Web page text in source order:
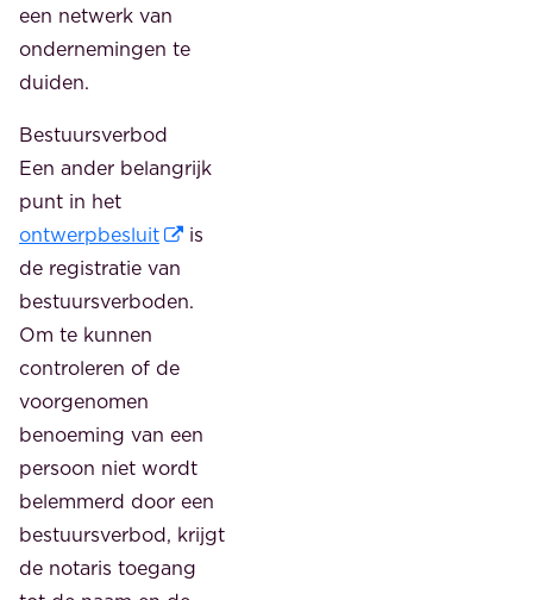
een netwerk van
ondernemingen te
duiden.
Bestuursverbod
Een ander belangrijk
punt in het
ontwerpbesluit
is
de registratie van
bestuursverboden.
Om te kunnen
controleren of de
voorgenomen
benoeming van een
persoon niet wordt
belemmerd door een
bestuursverbod, krijgt
de notaris toegang